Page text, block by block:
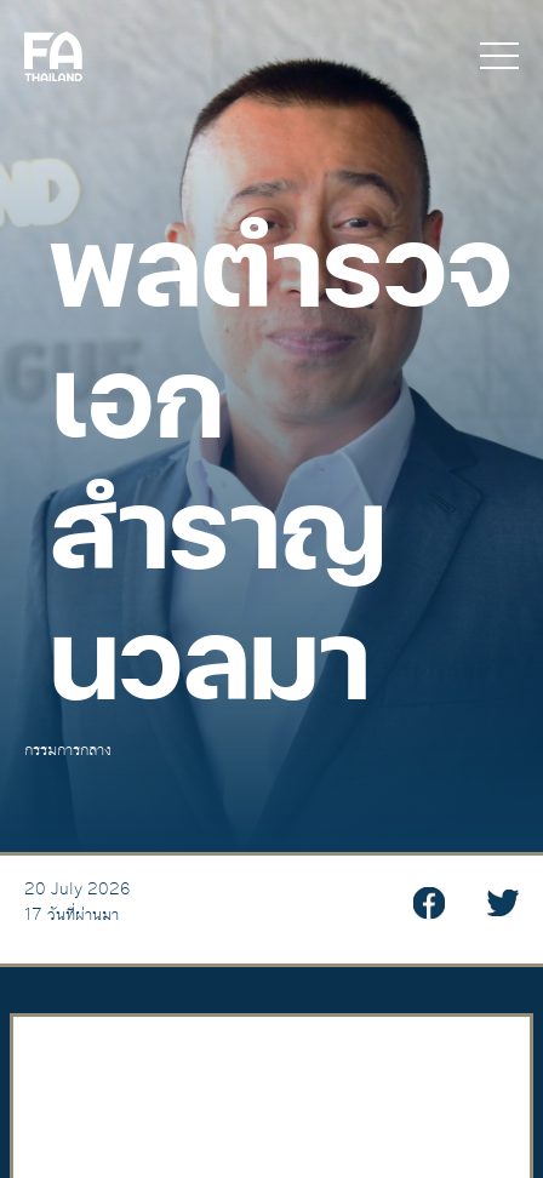
พลตำรวจ
เอก
สำราญ
นวลมา
กรรมการกลาง
20 July 2026
17 วันที่ผ่านมา